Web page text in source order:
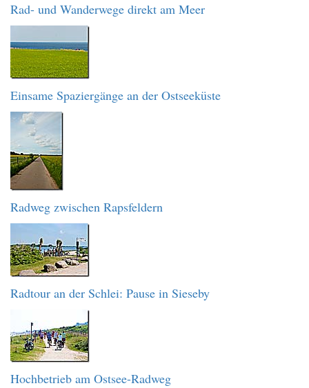
Rad- und Wanderwege direkt am Meer
Einsame Spaziergänge an der Ostseeküste
Radweg zwischen Rapsfeldern
Radtour an der Schlei: Pause in Sieseby
Hochbetrieb am Ostsee-Radweg